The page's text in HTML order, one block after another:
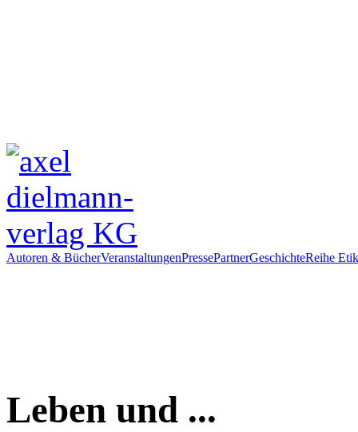
Autoren & BücherVeranstaltungenPressePartnerGeschichteReihe
Leben und ...